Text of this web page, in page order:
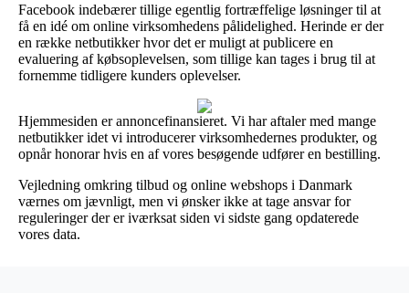
Facebook indebærer tillige egentlig fortræffelige løsninger til at
få en idé om online virksomhedens pålidelighed. Herinde er der
en række netbutikker hvor det er muligt at publicere en
evaluering af købsoplevelsen, som tillige kan tages i brug til at
fornemme tidligere kunders oplevelser.
Hjemmesiden er annoncefinansieret. Vi har aftaler med mange
netbutikker idet vi introducerer virksomhedernes produkter, og
opnår honorar hvis en af vores besøgende udfører en bestilling.
Vejledning omkring tilbud og online webshops i Danmark
værnes om jævnligt, men vi ønsker ikke at tage ansvar for
reguleringer der er iværksat siden vi sidste gang opdaterede
vores data.